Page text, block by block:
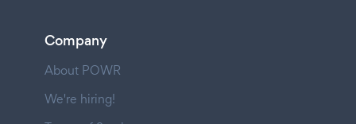
Company
About POWR
We're hiring!